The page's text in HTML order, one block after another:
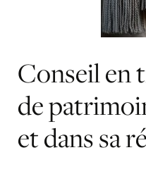
Conseilen
de
etdanssa